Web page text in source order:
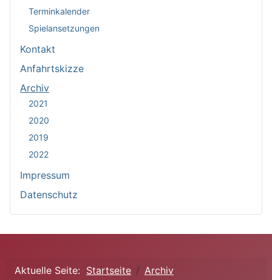
Terminkalender
Spielansetzungen
Kontakt
Anfahrtskizze
Archiv
2021
2020
2019
2022
Impressum
Datenschutz
Aktuelle Seite: Startseite
Archiv